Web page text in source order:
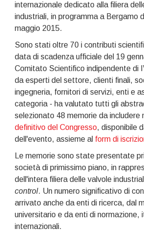
internazionale dedicato alla filiera
industriali, in programma a Bergamo
maggio 2015.
Sono stati oltre 70 i contributi
data di scadenza ufficiale del 19
Comitato Scientifico indipendente di
da esperti del settore, clienti finali,
ingegneria, fornitori di servizi, enti e
categoria - ha valutato tutti gli
selezionato 48 memorie da includere
definitivo del Congresso, disponibile
dell'evento, assieme al form di
Le memorie sono state presentate
società di primissimo piano, in
dell'intera filiera delle valvole
control. Un numero significativo di
arrivato anche da enti di ricerca, dal
universitario e da enti di normazione,
internazionali.